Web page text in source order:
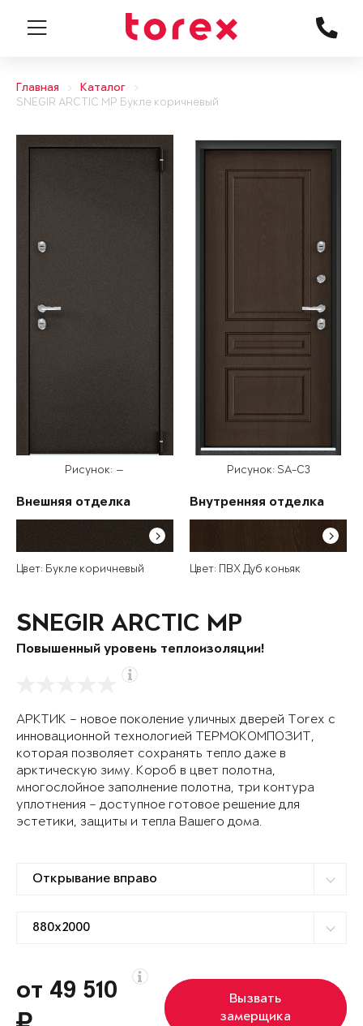
Главная
Каталог
SNEGIR ARCTIC MP Букле коричневый
Рисунок: —
Внешняя отделка
Цвет: Букле коричневый
Рисунок: SA-C3
Внутренняя отделка
Цвет: ПВХ Дуб коньяк
SNEGIR ARCTIC MP
Повышенный уровень теплоизоляции!
АРКТИК – новое поколение уличных дверей Torex с
инновационной технологией ТЕРМОКОМПОЗИТ,
которая позволяет сохранять тепло даже в
арктическую зиму. Короб в цвет полотна,
многослойное заполнение полотна, три контура
уплотнения – доступное готовое решение для
эстетики, защиты и тепла Вашего дома.
от 49 510
Вызвать
замерщика